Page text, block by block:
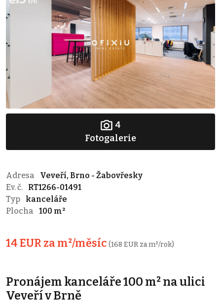
4
Fotogalerie
Adresa
Veveří, Brno - Žabovřesky
Ev. č.
RT1266-01491
Typ
kanceláře
Plocha
100 m²
14 EUR za m²/měsíc (168 EUR za m²/rok)
Pronájem kanceláře 100 m² na ulici
Veveří v Brně